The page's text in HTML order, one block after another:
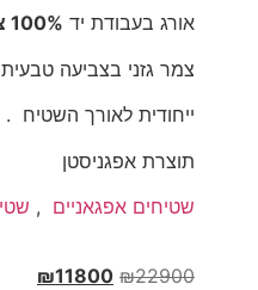
אורג בעבודת יד 100% צמר
צמר גזני בצביעה
ייחודית לאורך השטיח .
תוצרת אפגניסטן
שטיחים אפגאניים ,
₪22900
₪11800